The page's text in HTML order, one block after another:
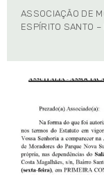
ASSOCIAÇÃO DE
ESPÍRITO SANTO